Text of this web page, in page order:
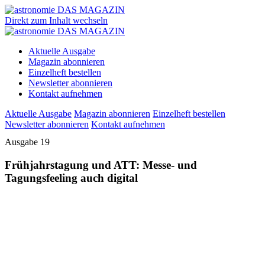
Direkt zum Inhalt wechseln
Aktuelle Ausgabe
Magazin abonnieren
Einzelheft bestellen
Newsletter abonnieren
Kontakt aufnehmen
Aktuelle Ausgabe Magazin abonnieren Einzelheft bestellen
Newsletter abonnieren Kontakt aufnehmen
Ausgabe 19
Frühjahrstagung und ATT: Messe- und
Tagungsfeeling auch digital